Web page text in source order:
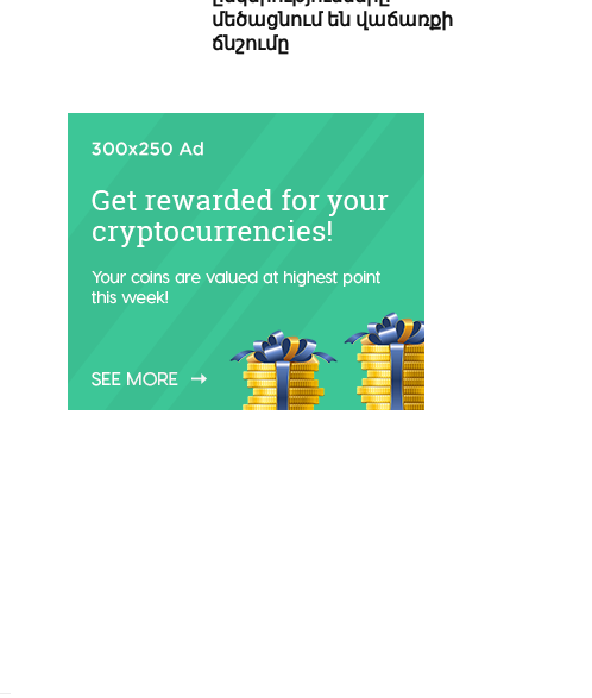
մեծացնում են վաճառքի
ճնշումը